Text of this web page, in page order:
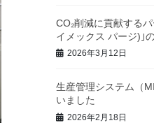
CO₂削減に貢献する
イメックス パージ)｣
2026年3月12日
生産管理システム（
いました
2026年2月18日